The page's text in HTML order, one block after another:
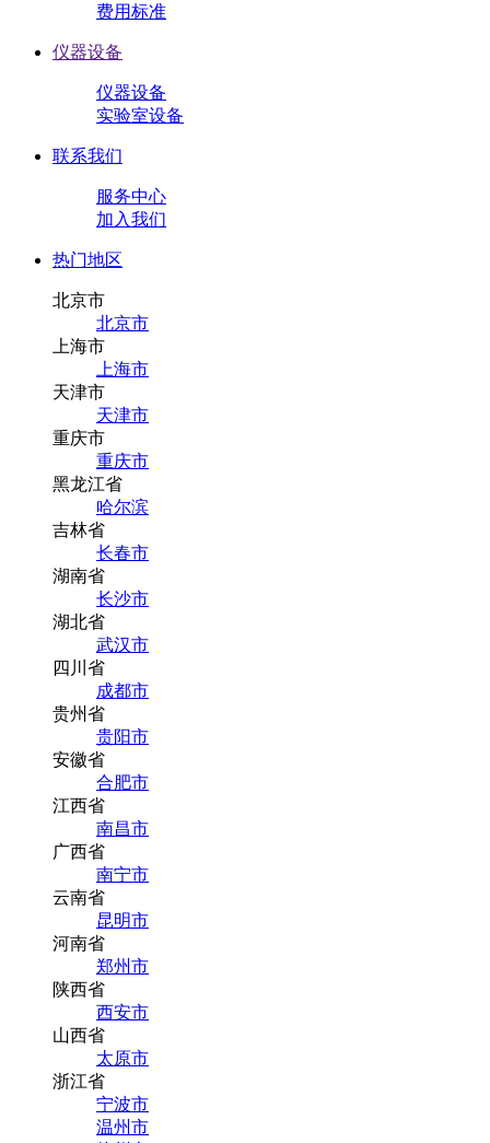
费用标准
仪器设备
仪器设备
实验室设备
联系我们
服务中心
加入我们
热门地区
北京市
北京市
上海市
上海市
天津市
天津市
重庆市
重庆市
黑龙江省
哈尔滨
吉林省
长春市
湖南省
长沙市
湖北省
武汉市
四川省
成都市
贵州省
贵阳市
安徽省
合肥市
江西省
南昌市
广西省
南宁市
云南省
昆明市
河南省
郑州市
陕西省
西安市
山西省
太原市
浙江省
宁波市
温州市